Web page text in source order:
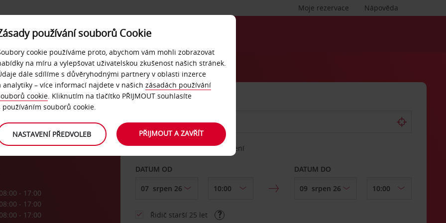
Nápověda
Moje rezervace
NAŠE SLUŽBY FIREMNÍ ZÁKAZNÍCI
08:00 - 17:00
08:00 - 17:00
08:00 - 17:00
Vyberte si jiné místo vrácení
DATUM OD DATUM DO
Řidič starší 25 let
používání souborů Cookie
cookie používáme proto, abychom vám mohli zobrazovat
na míru a vylepšovat uživatelskou zkušenost našich stránek.
dále sdílíme s důvěryhodnými partnery v oblasti inzerce
analytiky – více informací najdete v našich zásadách používání
cookie. Kliknutím na tlačítko PŘIJMOUT souhlasíte
používáním souborů cookie.
NASTAVENÍ PŘEDVOLEB PŘIJMOUT A ZAVŘÍT